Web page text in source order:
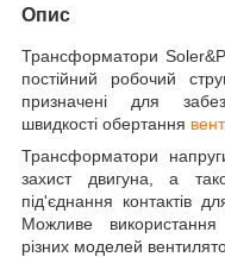
Опис
Трансформатори
постійний робочий
призначені для
швидкості обертання
Трансформатори
захист двигуна, а
під'єднання контактів
Можливе використання
різних моделей